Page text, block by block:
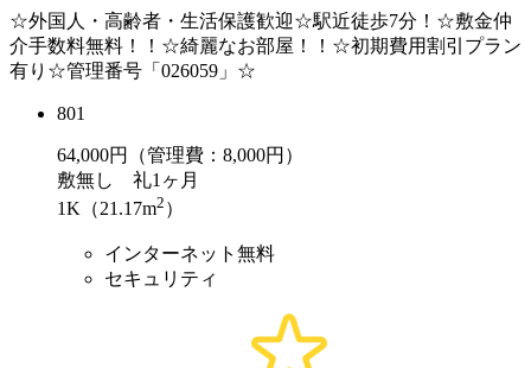
☆外国人・高齢者・生活保護歓迎☆駅近徒歩7分！☆敷金仲
介手数料無料！！☆綺麗なお部屋！！☆初期費用割引プラン
有り☆管理番号「026059」☆
801
64,000円（管理費：8,000円）
敷無し 礼1ヶ月
1K（21.17m2 ）
インターネット無料
セキュリティ